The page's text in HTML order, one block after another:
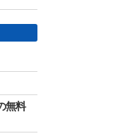
無料